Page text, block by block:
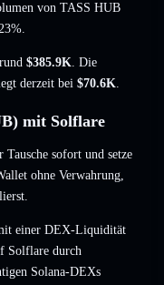
von TASS HUB
.
$385.9K. Die
derzeit bei $70.6K.
mit Solflare
sofort und setze
ohne Verwahrung,
einer DEX-Liquidität
Solflare durch
Solana-DEXs